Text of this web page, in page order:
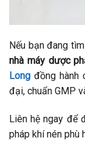
Nếu bạn đang
nhà máy dược
Long đồng hành
đại, chuẩn GMP
Liên hệ ngay để
pháp khí nén phù